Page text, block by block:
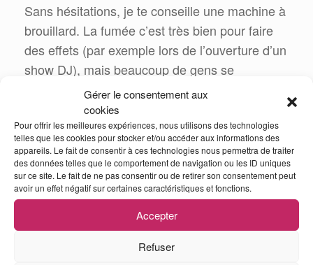
Gérer le consentement aux
cookies
Pour offrir les meilleures expériences, nous utilisons des technologies
telles que les cookies pour stocker et/ou accéder aux informations des
appareils. Le fait de consentir à ces technologies nous permettra de traiter
des données telles que le comportement de navigation ou les ID uniques
sur ce site. Le fait de ne pas consentir ou de retirer son consentement peut
avoir un effet négatif sur certaines caractéristiques et fonctions.
Accepter
Refuser
Sans hésitations, je te conseille une machine à
brouillard. La fumée c’est très bien pour faire
des effets (par exemple lors de l’ouverture d’un
show DJ), mais beaucoup de gens se
plaignent. Avec une machine à brouillard, toute
ta salle va être plongée dans un brouillard
transparent et personne ne viendra se plaindre.
De plus tes faisceaux seront beaucoup plus
visible.
Conseil n°9 : Câblages et
accessoires
Achète du cable de qualité. Le cable est ultra